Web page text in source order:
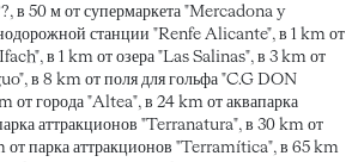
в 50 м от супермаркета "Mercadona y
станции "Renfe Alicante", в 1 km от
в 1 km от озера "Las Salinas", в 3 km от
в 8 km от поля для гольфа "C.G DON
от города "Altea", в 24 km от аквапарка
аттракционов "Terranatura", в 30 km от
от парка аттракционов "Terramítica", в 65 km